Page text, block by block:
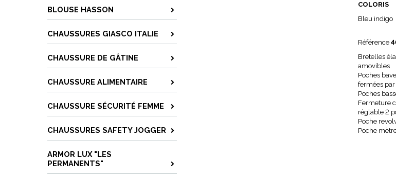
BLOUSE HASSON
CHAUSSURES GIASCO ITALIE
CHAUSSURE DE GÂTINE
CHAUSSURE ALIMENTAIRE
CHAUSSURE SÉCURITÉ FEMME
CHAUSSURES SAFETY JOGGER
ARMOR LUX "LES
PERMANENTS"
COLORIS
Bleu indigo
Référence
Bretelles
amovibles
Poches
fermées
Poches
Fermeture
réglable 2
Poche
Poche